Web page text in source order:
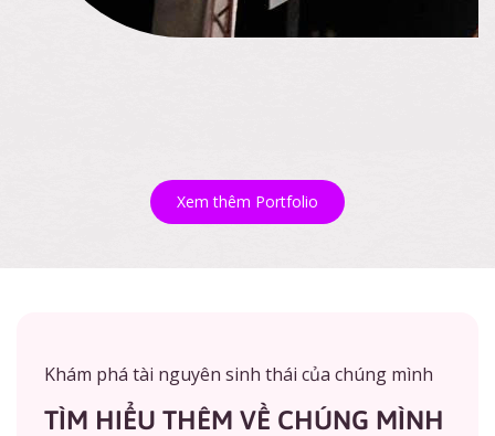
Xem thêm Portfolio
Khám phá tài nguyên sinh thái của chúng mình
TÌM HIỂU THÊM VỀ CHÚNG MÌNH